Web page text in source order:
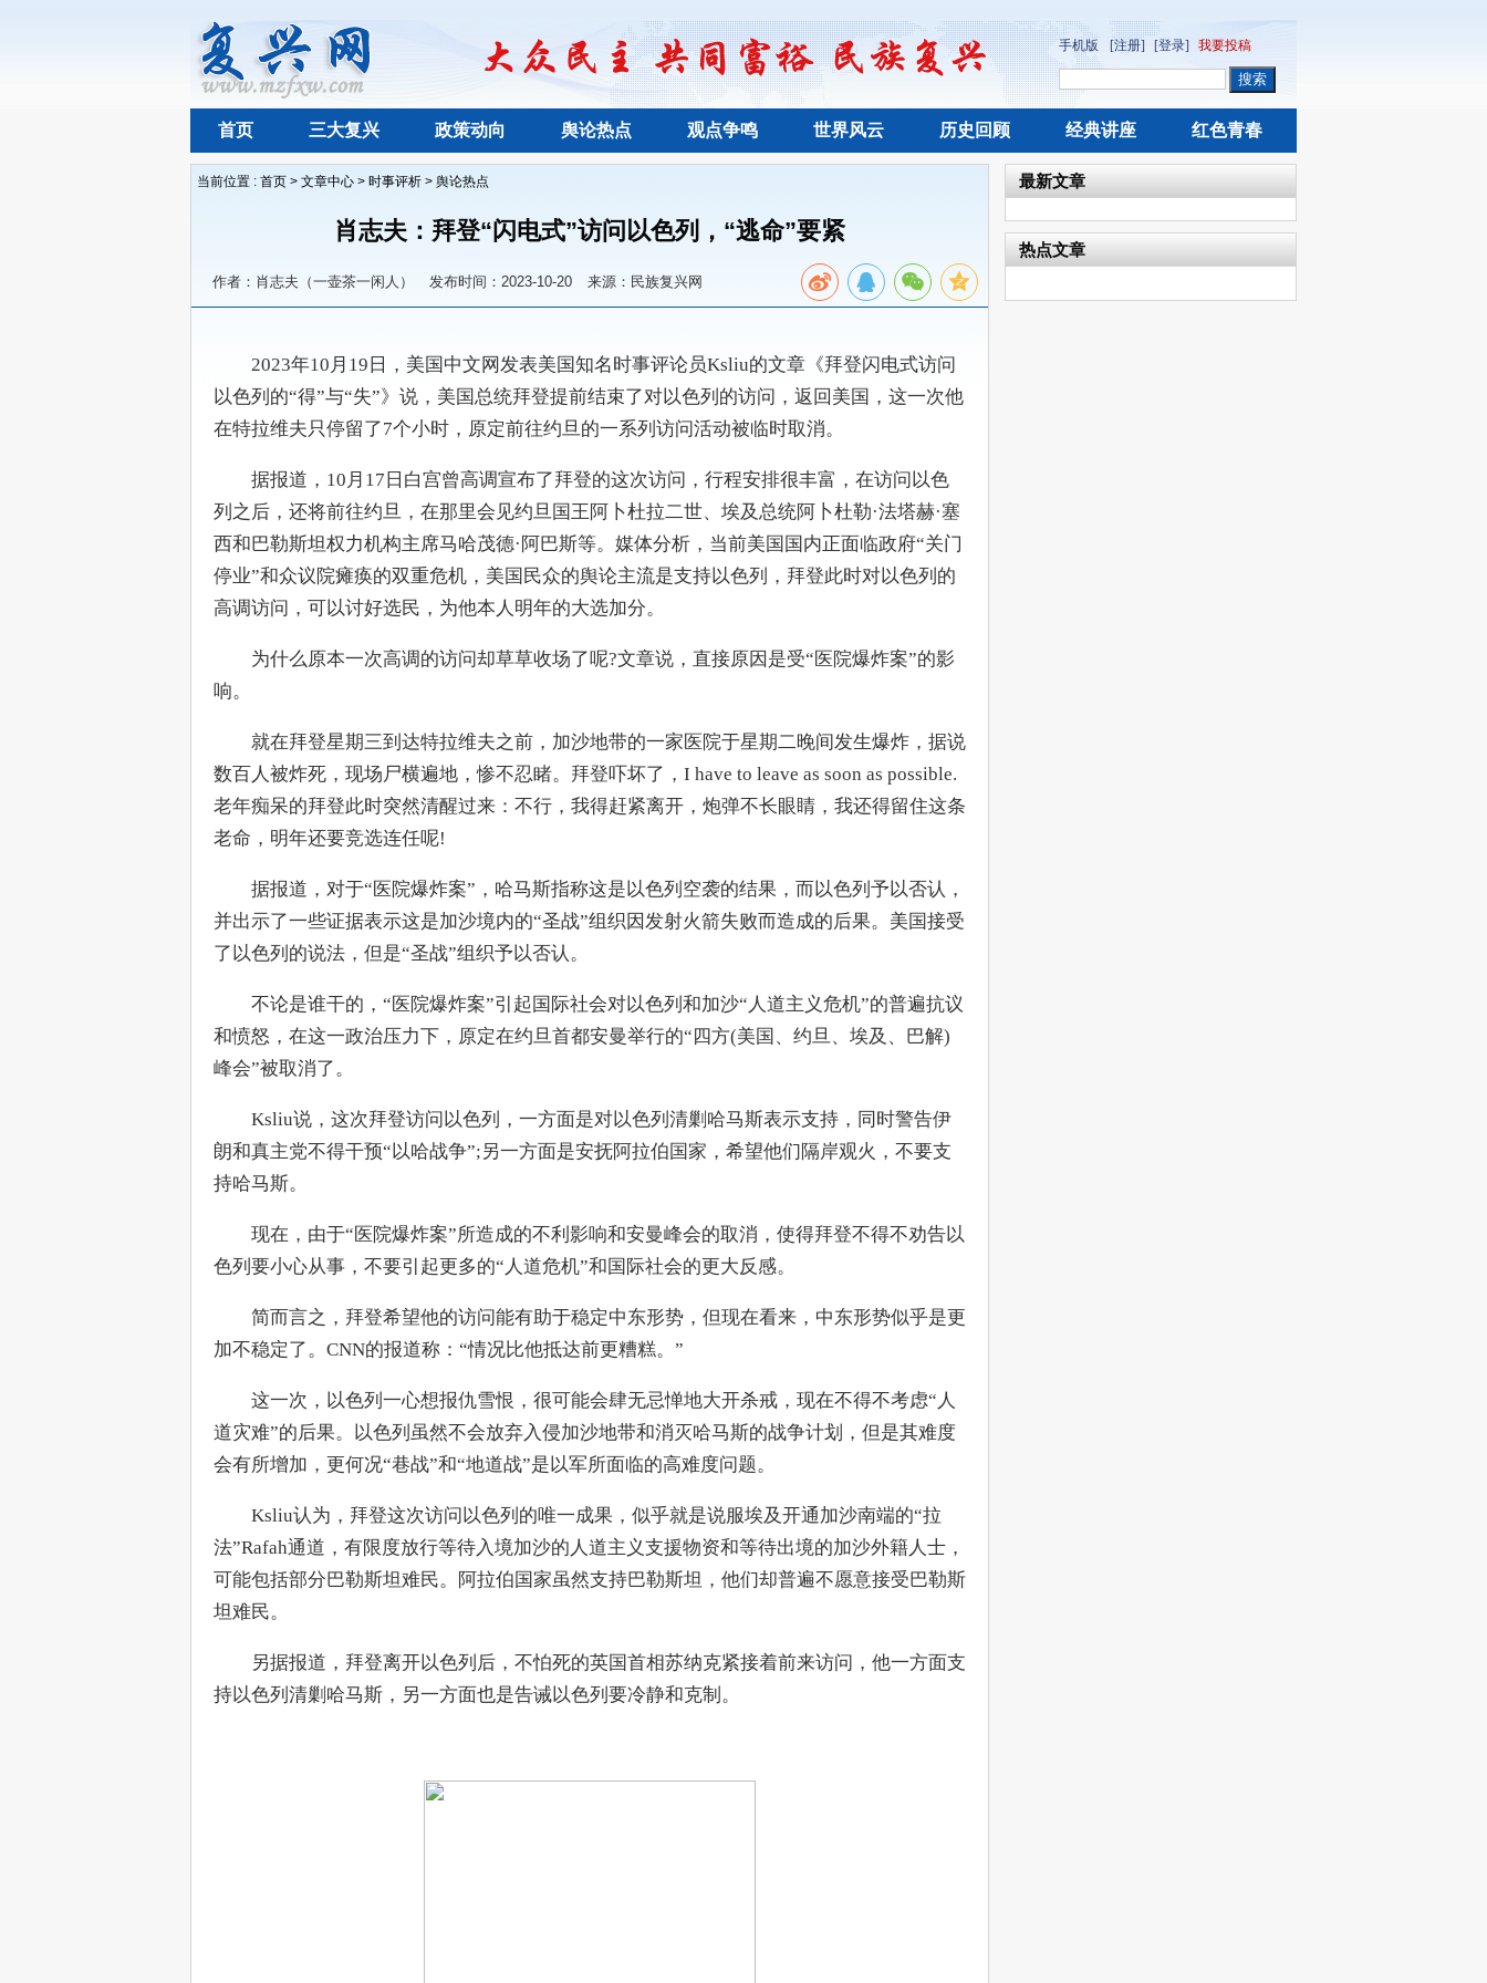
手机版 [注册] [登录] 我要投稿
首页 三大复兴 政策动向 舆论热点 观点争鸣 世界风云 历史回顾 经典讲座 红色青春
当前位置 : 首页 > 文章中心 > 时事评析 > 舆论热点
肖志夫：拜登“闪电式”访问以色列，“逃命”要紧
作者：肖志夫（一壶茶一闲人） 发布时间：2023-10-20 来源：民族复兴网
2023年10月19日，美国中文网发表美国知名时事评论员Ksliu的文章《拜登闪电式访问
以色列的“得”与“失”》说，美国总统拜登提前结束了对以色列的访问，返回美国，这一次他
在特拉维夫只停留了7个小时，原定前往约旦的一系列访问活动被临时取消。
据报道，10月17日白宫曾高调宣布了拜登的这次访问，行程安排很丰富，在访问以色
列之后，还将前往约旦，在那里会见约旦国王阿卜杜拉二世、埃及总统阿卜杜勒·法塔赫·塞
西和巴勒斯坦权力机构主席马哈茂德·阿巴斯等。媒体分析，当前美国国内正面临政府“关门
停业”和众议院瘫痪的双重危机，美国民众的舆论主流是支持以色列，拜登此时对以色列的
高调访问，可以讨好选民，为他本人明年的大选加分。
为什么原本一次高调的访问却草草收场了呢?文章说，直接原因是受“医院爆炸案”的影
响。
就在拜登星期三到达特拉维夫之前，加沙地带的一家医院于星期二晚间发生爆炸，据说
数百人被炸死，现场尸横遍地，惨不忍睹。拜登吓坏了，I have to leave as soon as possible.
老年痴呆的拜登此时突然清醒过来：不行，我得赶紧离开，炮弹不长眼睛，我还得留住这条
老命，明年还要竞选连任呢!
据报道，对于“医院爆炸案”，哈马斯指称这是以色列空袭的结果，而以色列予以否认，
并出示了一些证据表示这是加沙境内的“圣战”组织因发射火箭失败而造成的后果。美国接受
了以色列的说法，但是“圣战”组织予以否认。
不论是谁干的，“医院爆炸案”引起国际社会对以色列和加沙“人道主义危机”的普遍抗议
和愤怒，在这一政治压力下，原定在约旦首都安曼举行的“四方(美国、约旦、埃及、巴解)
峰会”被取消了。
Ksliu说，这次拜登访问以色列，一方面是对以色列清剿哈马斯表示支持，同时警告伊
朗和真主党不得干预“以哈战争”;另一方面是安抚阿拉伯国家，希望他们隔岸观火，不要支
持哈马斯。
现在，由于“医院爆炸案”所造成的不利影响和安曼峰会的取消，使得拜登不得不劝告以
色列要小心从事，不要引起更多的“人道危机”和国际社会的更大反感。
简而言之，拜登希望他的访问能有助于稳定中东形势，但现在看来，中东形势似乎是更
加不稳定了。CNN的报道称：“情况比他抵达前更糟糕。”
这一次，以色列一心想报仇雪恨，很可能会肆无忌惮地大开杀戒，现在不得不考虑“人
道灾难”的后果。以色列虽然不会放弃入侵加沙地带和消灭哈马斯的战争计划，但是其难度
会有所增加，更何况“巷战”和“地道战”是以军所面临的高难度问题。
Ksliu认为，拜登这次访问以色列的唯一成果，似乎就是说服埃及开通加沙南端的“拉
法”Rafah通道，有限度放行等待入境加沙的人道主义支援物资和等待出境的加沙外籍人士，
可能包括部分巴勒斯坦难民。阿拉伯国家虽然支持巴勒斯坦，他们却普遍不愿意接受巴勒斯
坦难民。
另据报道，拜登离开以色列后，不怕死的英国首相苏纳克紧接着前来访问，他一方面支
持以色列清剿哈马斯，另一方面也是告诫以色列要冷静和克制。
最新文章
热点文章